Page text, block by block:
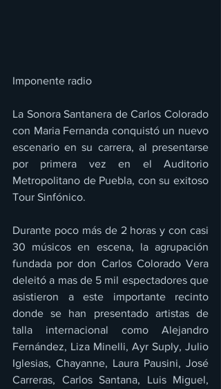
Imponente radio
La Sonora Santanera de Carlos Colorado
con Maria Fernanda conquistó un nuevo
escenario en su carrera, al presentarse
por primera vez en el Auditorio
Metropolitano de Puebla, con su exitoso
Tour Sinfónico.
Durante poco más de 2 horas y con casi
30 músicos en escena, la agrupación
fundada por don Carlos Colorado Vera
deleitó a mas de 5 mil espectadores que
asistieron a este importante recinto
donde se han presentado artistas de
talla internacional como Alejandro
Fernández, Liza Minelli, Ayr Suply, Julio
Iglesias, Chayanne, Laura Pausini, José
Carreras, Carlos Santana, Luis Miguel,